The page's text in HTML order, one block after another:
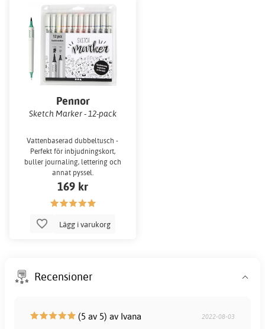
Pennor
Sketch Marker - 12-pack
Vattenbaserad dubbeltusch -
Perfekt för inbjudningskort,
buller journaling, lettering och
annat pyssel.
169 kr
Lägg i varukorg
Recensioner
(5 av 5) av Ivana 2022-08-03